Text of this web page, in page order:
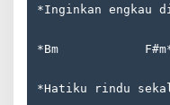
*Inginkan
*Bm
*Hatiku rindu